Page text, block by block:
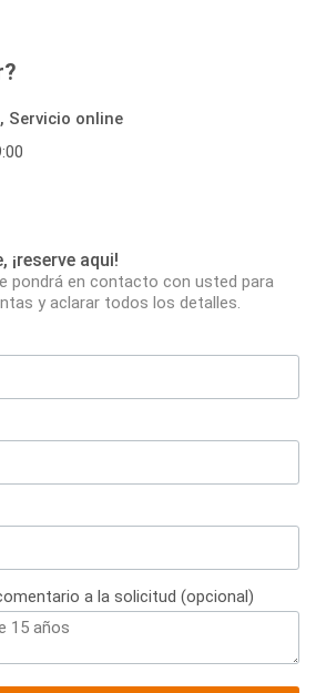
Servicio online
¡reserve aqui!
pondrá en contacto con usted para
y aclarar todos los detalles.
a la solicitud (opcional)